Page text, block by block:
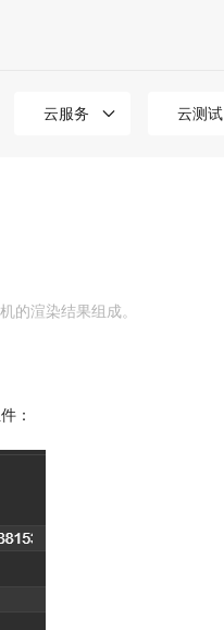
云服务 云测试
的渲染结果组成。
：